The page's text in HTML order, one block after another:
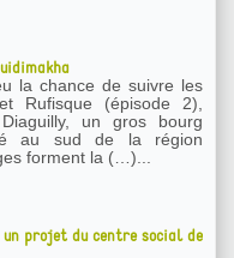
la chance de suivre les
Rufisque (épisode 2),
un gros bourg
au sud de la région
Les voyages forment la (…)...
projet du centre social de